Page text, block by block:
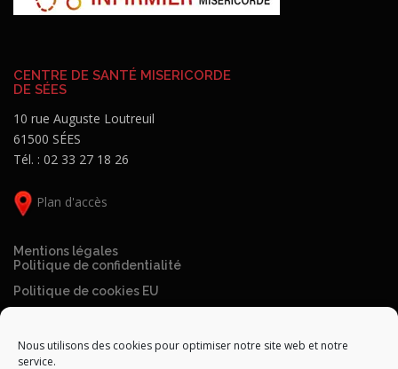
Nous utilisons des cookies pour optimiser notre site web et notre
service.
CENTRE DE SANTÉ MISERICORDE
DE SÉES
10 rue Auguste Loutreuil
61500 SÉES
Tél. : 02 33 27 18 26
Plan d'accès
Mentions légales
Politique de confidentialité
Politique de cookies EU